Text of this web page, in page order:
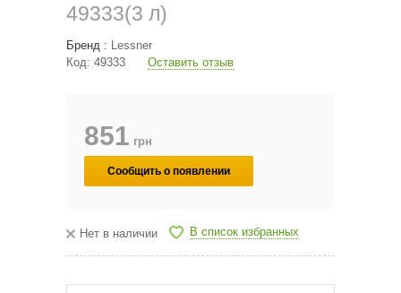
49333(3 л)
Бренд :
Lessner
Код: 49333 Оставить отзыв
851 грн
Сообщить о появлении
Нет в наличии В список избранных